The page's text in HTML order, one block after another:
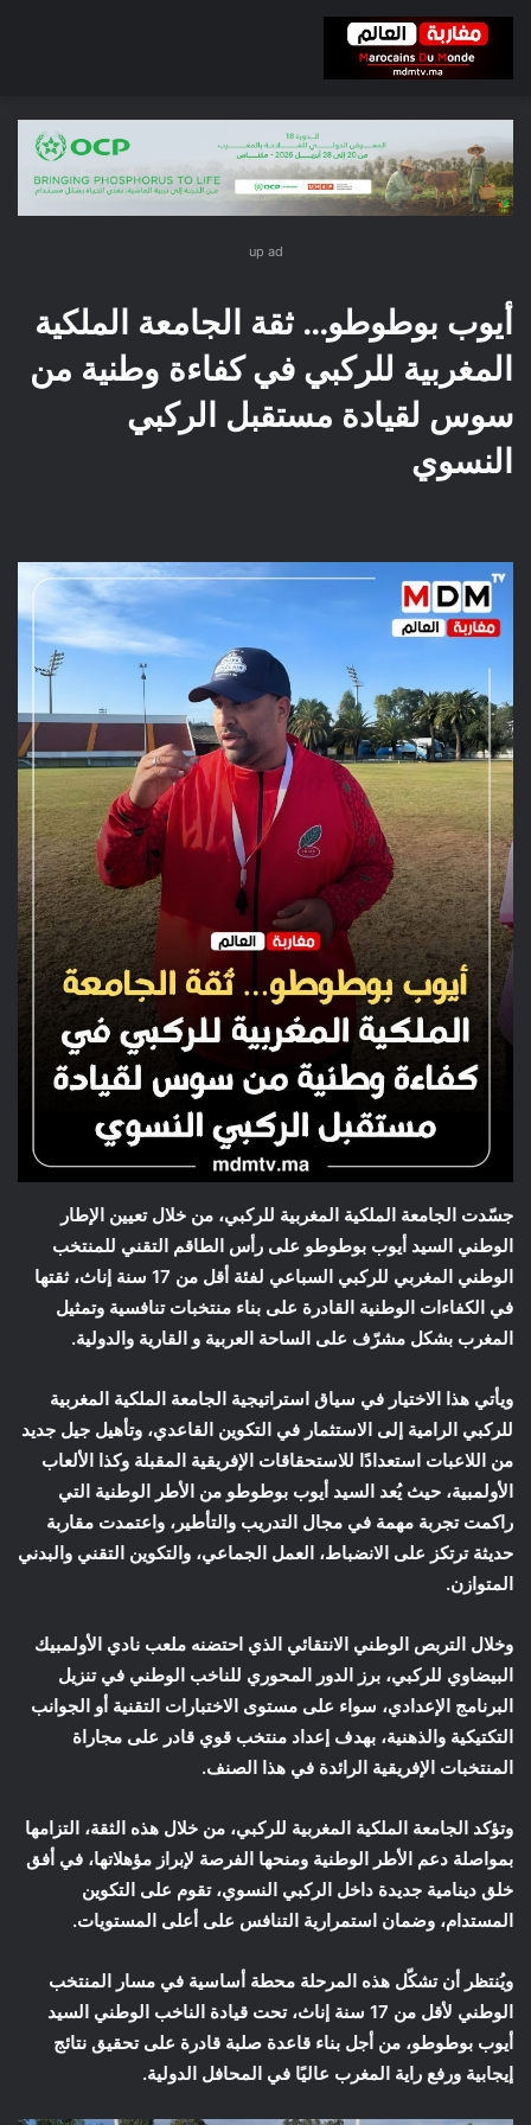
up ad
أيوب بوطوطو… ثقة الجامعة الملكية
المغربية للركبي في كفاءة وطنية من
سوس لقيادة مستقبل الركبي
النسوي
جسّدت الجامعة الملكية المغربية للركبي، من خلال تعيين الإطار
الوطني السيد أيوب بوطوطو على رأس الطاقم التقني للمنتخب
الوطني المغربي للركبي السباعي لفئة أقل من 17 سنة إناث، ثقتها
في الكفاءات الوطنية القادرة على بناء منتخبات تنافسية وتمثيل
المغرب بشكل مشرّف على الساحة العربية و القارية والدولية.
ويأتي هذا الاختيار في سياق استراتيجية الجامعة الملكية المغربية
للركبي الرامية إلى الاستثمار في التكوين القاعدي، وتأهيل جيل جديد
من اللاعبات استعدادًا للاستحقاقات الإفريقية المقبلة وكذا الألعاب
الأولمبية، حيث يُعد السيد أيوب بوطوطو من الأطر الوطنية التي
راكمت تجربة مهمة في مجال التدريب والتأطير، واعتمدت مقاربة
حديثة ترتكز على الانضباط، العمل الجماعي، والتكوين التقني والبدني
المتوازن.
وخلال التربص الوطني الانتقائي الذي احتضنه ملعب نادي الأولمبيك
البيضاوي للركبي، برز الدور المحوري للناخب الوطني في تنزيل
البرنامج الإعدادي، سواء على مستوى الاختبارات التقنية أو الجوانب
التكتيكية والذهنية، بهدف إعداد منتخب قوي قادر على مجاراة
المنتخبات الإفريقية الرائدة في هذا الصنف.
وتؤكد الجامعة الملكية المغربية للركبي، من خلال هذه الثقة، التزامها
بمواصلة دعم الأطر الوطنية ومنحها الفرصة لإبراز مؤهلاتها، في أفق
خلق دينامية جديدة داخل الركبي النسوي، تقوم على التكوين
المستدام، وضمان استمرارية التنافس على أعلى المستويات.
ويُنتظر أن تشكّل هذه المرحلة محطة أساسية في مسار المنتخب
الوطني لأقل من 17 سنة إناث، تحت قيادة الناخب الوطني السيد
أيوب بوطوطو، من أجل بناء قاعدة صلبة قادرة على تحقيق نتائج
إيجابية ورفع راية المغرب عاليًا في المحافل الدولية.